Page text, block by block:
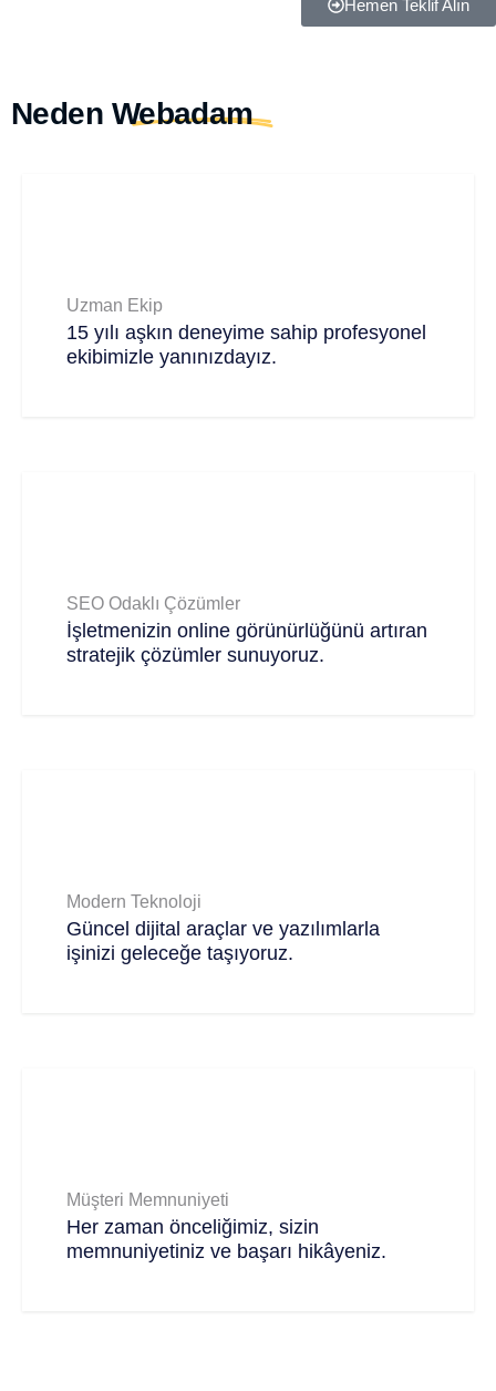
Hemen Teklif Alın
Neden Webadam
Uzman Ekip
15 yılı aşkın deneyime sahip profesyonel
ekibimizle yanınızdayız.
SEO Odaklı Çözümler
İşletmenizin online görünürlüğünü artıran
stratejik çözümler sunuyoruz.
Modern Teknoloji
Güncel dijital araçlar ve yazılımlarla
işinizi geleceğe taşıyoruz.
Müşteri Memnuniyeti
Her zaman önceliğimiz, sizin
memnuniyetiniz ve başarı hikâyeniz.